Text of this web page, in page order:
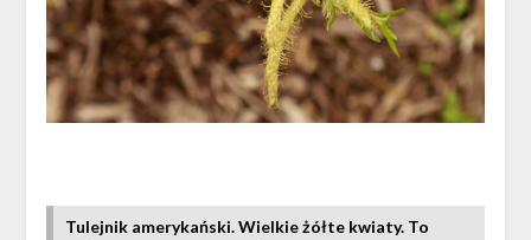
Tulejnik amerykański. Wielkie żółte kwiaty. To